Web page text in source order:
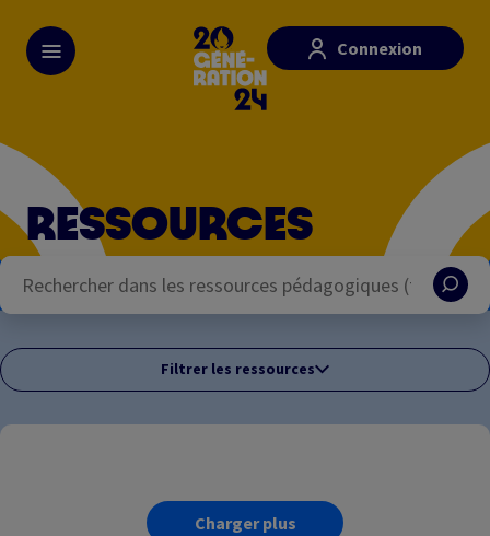
main
content
Connexion
RESSOURCES
Filtrer les ressources
Charger plus